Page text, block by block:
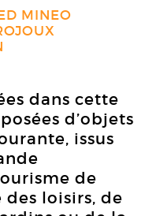
MINEO
dans cette
d’objets
issus
de
des loisirs, de